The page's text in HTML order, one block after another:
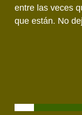
entre las veces
que están. No